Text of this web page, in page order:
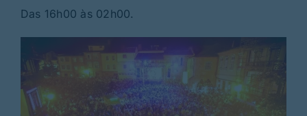
Região
Jornal
Das 16h00 às 02h00.